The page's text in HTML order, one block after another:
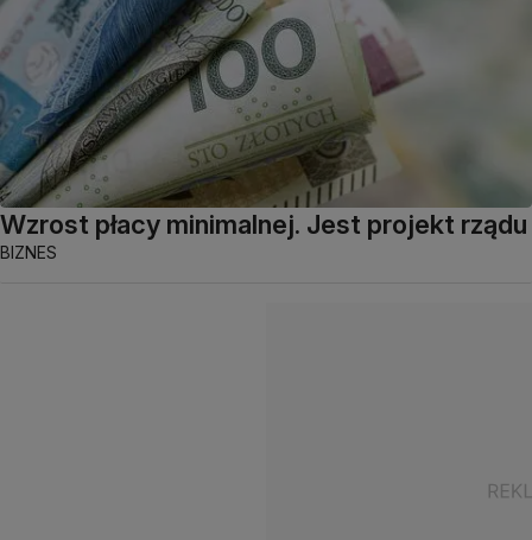
Wzrost płacy minimalnej. Jest projekt rządu
BIZNES